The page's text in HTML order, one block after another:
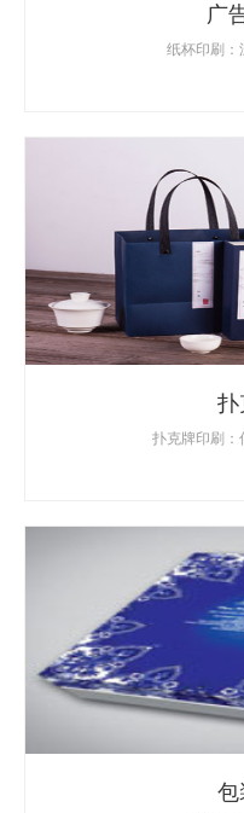
广
纸杯印刷：
扑克牌印刷：